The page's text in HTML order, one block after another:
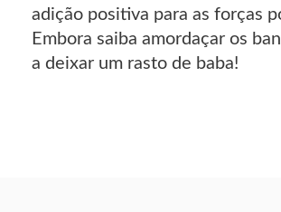
adição positiva para as forças
Embora saiba amordaçar os
a deixar um rasto de baba!